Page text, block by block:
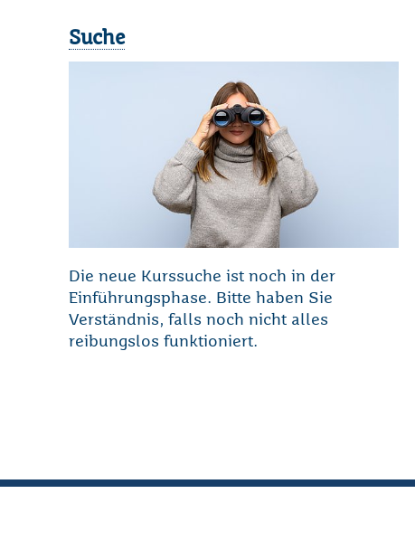
Suche
Die neue Kurssuche ist noch in der
Einführungsphase. Bitte haben Sie
Verständnis, falls noch nicht alles
reibungslos funktioniert.